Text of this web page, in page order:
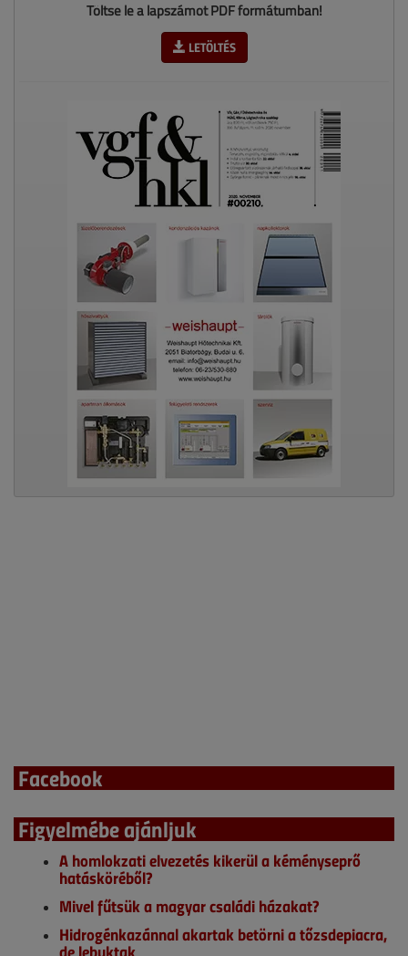
Töltse le a lapszámot PDF formátumban!
LETÖLTÉS
Facebook
Figyelmébe ajánljuk
A homlokzati elvezetés kikerül a kéményseprő
hatásköréből?
Mivel fűtsük a magyar családi házakat?
Hidrogénkazánnal akartak betörni a tőzsdepiacra,